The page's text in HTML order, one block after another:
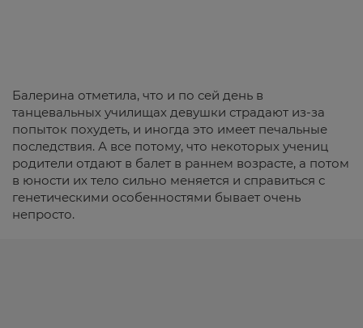
Балерина отметила, что и по сей день в
танцевальных училищах девушки страдают из-за
попыток похудеть, и иногда это имеет печальные
последствия. А все потому, что некоторых учениц
родители отдают в балет в раннем возрасте, а потом
в юности их тело сильно меняется и справиться с
генетическими особенностями бывает очень
непросто.